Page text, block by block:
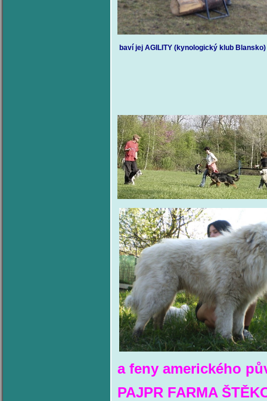
baví jej AGILITY (kynologický klub Blansko)
a feny amerického
PAJPR FARMA